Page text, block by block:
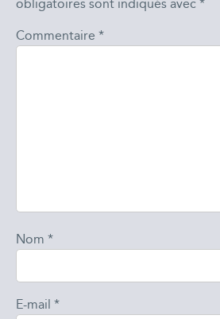
obligatoires sont indiqués avec *
Commentaire *
Nom *
E-mail *